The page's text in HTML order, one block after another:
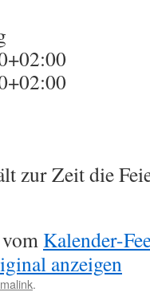
zur Zeit die
Kalender-
anzeigen
.